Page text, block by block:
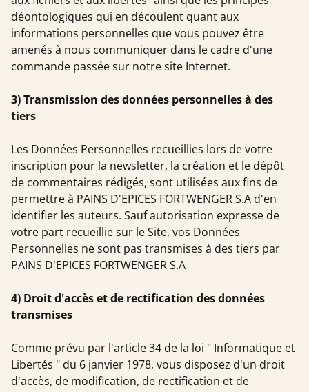
déontologiques qui en découlent quant aux
informations personnelles que vous pouvez être
amenés à nous communiquer dans le cadre d'une
commande passée sur notre site Internet.
3) Transmission des données personnelles à des
tiers
Les Données Personnelles recueillies lors de votre
inscription pour la newsletter, la création et le dépôt
de commentaires rédigés, sont utilisées aux fins de
permettre à PAINS D'EPICES FORTWENGER S.A d'en
identifier les auteurs. Sauf autorisation expresse de
votre part recueillie sur le Site, vos Données
Personnelles ne sont pas transmises à des tiers par
PAINS D'EPICES FORTWENGER S.A
4) Droit d'accès et de rectification des données
transmises
Comme prévu par l'article 34 de la loi " Informatique et
Libertés " du 6 janvier 1978, vous disposez d'un droit
d'accès, de modification, de rectification et de